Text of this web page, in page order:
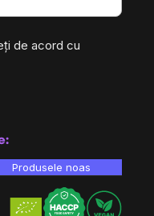
de acord cu
Produsele noastre sunt